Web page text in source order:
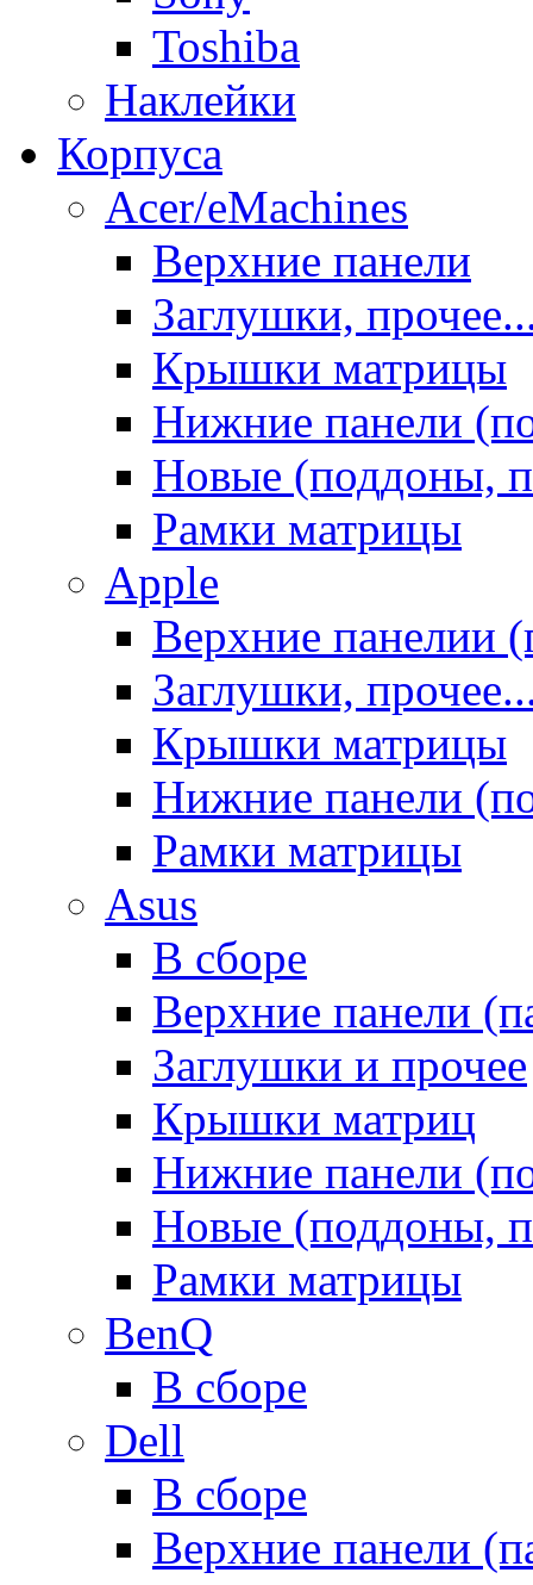
Toshiba
Наклейки
Корпуса
Acer/eMachines
Верхние панели
Заглушки,
Крышки матрицы
Нижние панели
Новые (поддоны,
Рамки матрицы
Apple
Верхние панелии
Заглушки,
Крышки матрицы
Нижние панели
Рамки матрицы
Asus
В сборе
Верхние панели
Заглушки и прочее
Крышки матриц
Нижние панели
Новые (поддоны,
Рамки матрицы
BenQ
В сборе
Dell
В сборе
Верхние панели